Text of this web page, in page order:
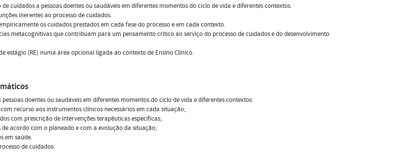
de cuidados a pessoas doentes ou saudáveis em diferentes momentos do ciclo de vida e diferentes contextos.
inerentes ao processo de cuidados.
os cuidados prestados em cada fase do processo e em cada contexto.
metacognitivas que contribuam para um pensamento crítico ao serviço do processo de cuidados e do desenvolvimento
estágio (RE) numa área opcional ligada ao contexto de Ensino Clínico.
pessoas doentes ou saudáveis em diferentes momentos do ciclo de vida e diferentes contextos:
recurso aos instrumentos clínicos necessários em cada situação;
com prescrição de intervenções terapêuticas específicas;
acordo com o planeado e com a evolução da situação;
em saúde.
de cuidados: